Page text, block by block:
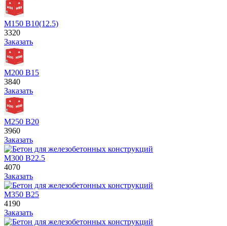
М150 В10(12.5)
3320
Заказать
М200 В15
3840
Заказать
М250 В20
3960
Заказать
М300 В22.5
4070
Заказать
М350 В25
4190
Заказать